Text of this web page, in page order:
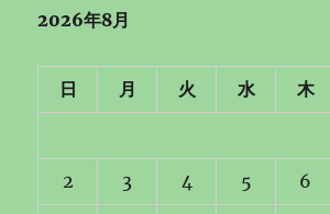
2026年8月
日 月 火 水 木
2 3 4 5 6